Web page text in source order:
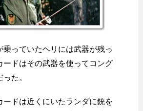
乗っていたヘリには武器が残っ
ードはその武器を使ってコング
た。
ードは近くにいたランダに銃を